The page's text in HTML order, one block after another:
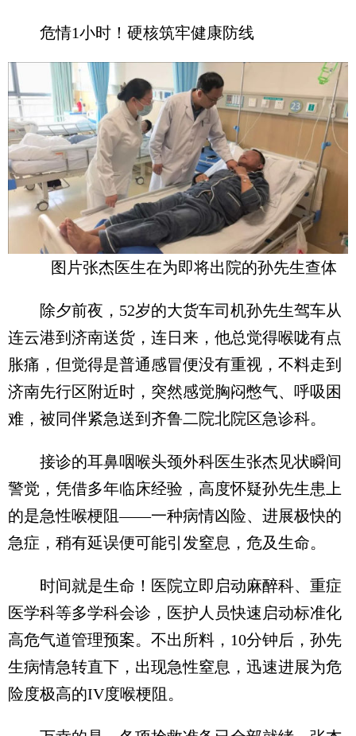
危情1小时！硬核筑牢健康防线
图片张杰医生在为即将出院的孙先生查体
除夕前夜，52岁的大货车司机孙先生驾车从
连云港到济南送货，连日来，他总觉得喉咙有点
胀痛，但觉得是普通感冒便没有重视，不料走到
济南先行区附近时，突然感觉胸闷憋气、呼吸困
难，被同伴紧急送到齐鲁二院北院区急诊科。
接诊的耳鼻咽喉头颈外科医生张杰见状瞬间
警觉，凭借多年临床经验，高度怀疑孙先生患上
的是急性喉梗阻——一种病情凶险、进展极快的
急症，稍有延误便可能引发窒息，危及生命。
时间就是生命！医院立即启动麻醉科、重症
医学科等多学科会诊，医护人员快速启动标准化
高危气道管理预案。不出所料，10分钟后，孙先
生病情急转直下，出现急性窒息，迅速进展为危
险度极高的IV度喉梗阻。